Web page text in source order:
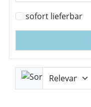
sofort lieferbar